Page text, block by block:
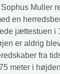
Muller
en
jættestuen i
er aldrig
fra
meter i